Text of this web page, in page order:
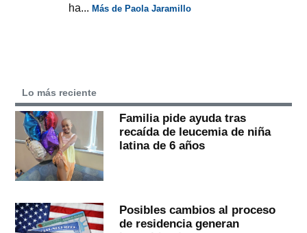
ha...Más de Paola Jaramillo
Lo más reciente
Familia pide ayuda tras
recaída de leucemia de niña
latina de 6 años
Posibles cambios al proceso
de residencia generan